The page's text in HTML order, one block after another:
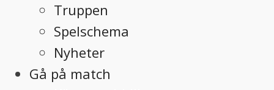
Truppen
Spelschema
Nyheter
Gå på match